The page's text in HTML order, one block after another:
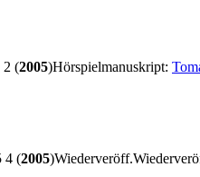
2 (2005)Hörspielmanuskript:
4 (2005)Wiederveröff.